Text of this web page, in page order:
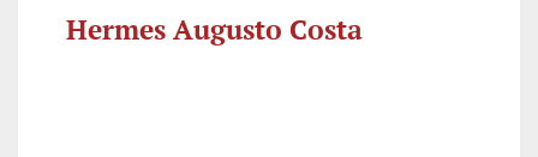
Hermes Augusto Costa